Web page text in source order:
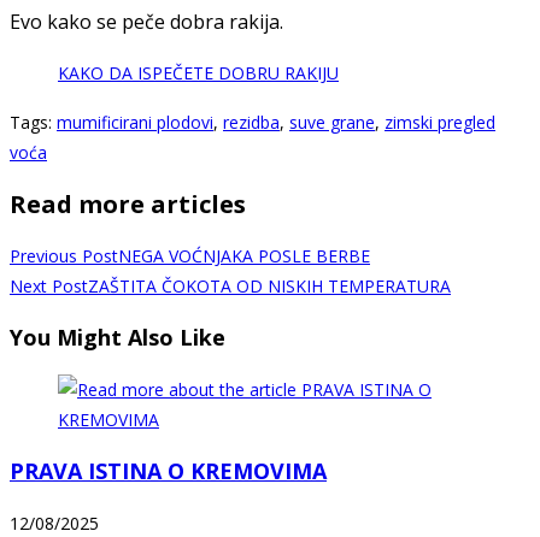
Evo kako se peče dobra rakija.
KAKO DA ISPEČETE DOBRU RAKIJU
Tags: mumificirani plodovi, rezidba, suve grane, zimski pregled
voća
Read more articles
Previous PostNEGA VOĆNJAKA POSLE BERBE
Next PostZAŠTITA ČOKOTA OD NISKIH TEMPERATURA
You Might Also Like
PRAVA ISTINA O KREMOVIMA
12/08/2025